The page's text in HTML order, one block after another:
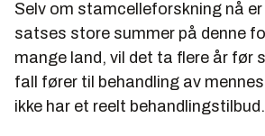
Selv om stamcelleforskning nå
satses store summer på denne
mange land, vil det ta flere år før
fall fører til behandling av
ikke har et reelt behandlingstilbud.